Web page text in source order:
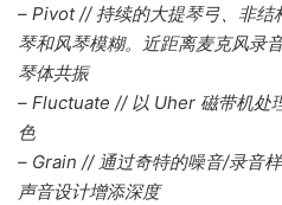
– Pivot // 持续的大提琴弓、非结
琴和风琴模糊。近距离麦克风录
琴体共振
– Fluctuate // 以 Uher 磁带机处
色
– Grain // 通过奇特的噪音/录音
声音设计增添深度